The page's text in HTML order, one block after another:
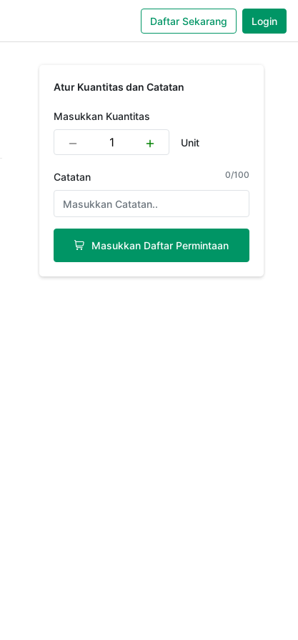
Daftar Sekarang Login
Atur Kuantitas dan Catatan
Masukkan Kuantitas
Unit
Catatan 0/100
Masukkan Daftar Permintaan